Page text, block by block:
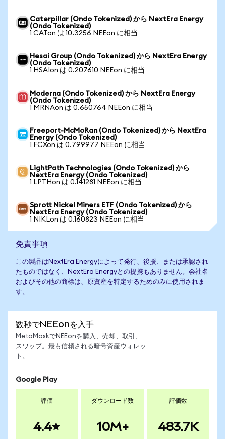
Caterpillar (Ondo Tokenized) から NextEra Energy
(Ondo Tokenized)
1 CATon は 10.3256 NEEon に相当
Hesai Group (Ondo Tokenized) から NextEra Energy
(Ondo Tokenized)
1 HSAIon は 0.207610 NEEon に相当
Moderna (Ondo Tokenized) から NextEra Energy
(Ondo Tokenized)
1 MRNAon は 0.650764 NEEon に相当
Freeport-McMoRan (Ondo Tokenized) から NextEra
Energy (Ondo Tokenized)
1 FCXon は 0.799977 NEEon に相当
LightPath Technologies (Ondo Tokenized) から
NextEra Energy (Ondo Tokenized)
1 LPTHon は 0.141281 NEEon に相当
Sprott Nickel Miners ETF (Ondo Tokenized) から
NextEra Energy (Ondo Tokenized)
1 NIKLon は 0.160823 NEEon に相当
免責事項
この製品はNextEra Energyによって発行、後援、または承認され
たものではなく、NextEra Energyとの提携もありません。会社名
およびその他の商標は、原資産を特定するためのみに使用されま
す。
数秒でNEEonを入手
MetaMaskでNEEonを購入、売却、取引、
スワップ。最も信頼される暗号資産ウォレッ
ト。
Google Play
評価
4.4
ダウンロード数
10M+
評価数
483.7K